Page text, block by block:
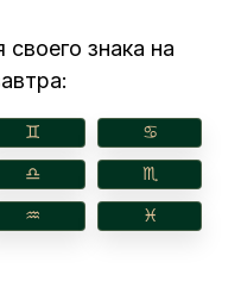
знака на
♊︎ ♋︎
♎︎ ♏︎
♒︎ ♓︎